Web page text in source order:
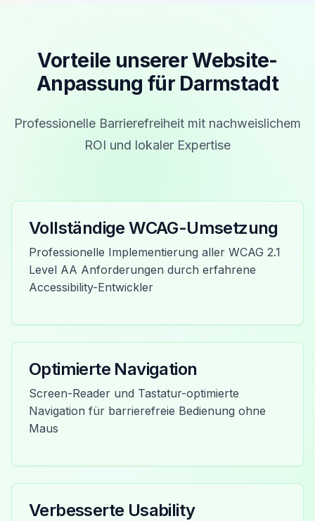
Vorteile unserer Website-
Anpassung für Darmstadt
Professionelle Barrierefreiheit mit nachweislichem
ROI und lokaler Expertise
Vollständige WCAG-Umsetzung
Professionelle Implementierung aller WCAG 2.1
Level AA Anforderungen durch erfahrene
Accessibility-Entwickler
Optimierte Navigation
Screen-Reader und Tastatur-optimierte
Navigation für barrierefreie Bedienung ohne
Maus
Verbesserte Usability